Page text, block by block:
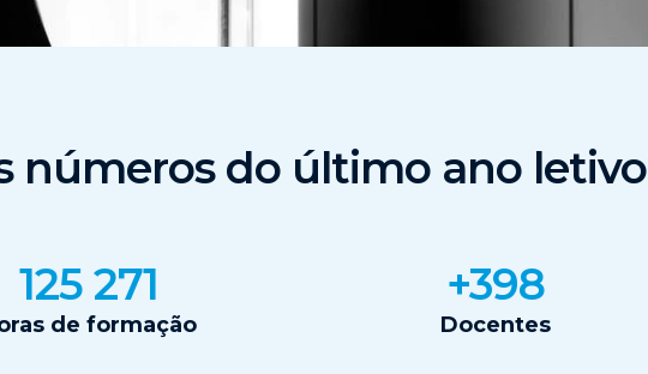
números do último ano letivo
126 000
de formação
+400
Docentes